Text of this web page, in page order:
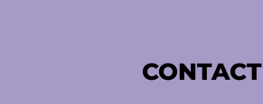
CONTACT